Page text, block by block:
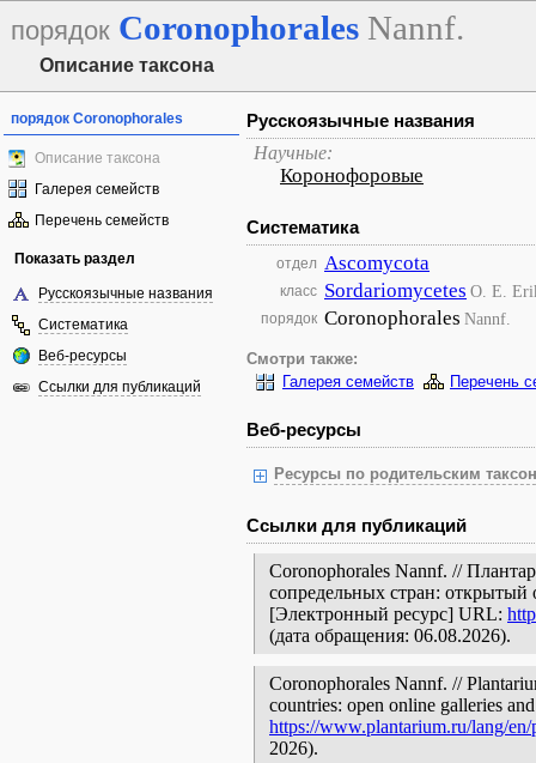
порядок Coronophorales Nannf.
Описание таксона
порядок Coronophorales
Описание таксона
Галерея семейств
Перечень семейств
Показать раздел
Русскоязычные названия
Систематика
Веб-ресурсы
Ссылки для публикаций
Русскоязычные названия
Научные:
Коронофоровые
Систематика
отдел Ascomycota
класс Sordariomycetes O. E.
порядок Coronophorales Nannf.
Смотри также:
Галерея семейств
Перечень
Веб-ресурсы
Ресурсы по родительским
Ссылки для публикаций
Coronophorales Nannf. //
сопредельных стран: открытый
[Электронный ресурс] URL:
(дата обращения: 06.08.2026).
Coronophorales Nannf. //
countries: open online galleries
https://www.plantarium.ru/lang/
2026).